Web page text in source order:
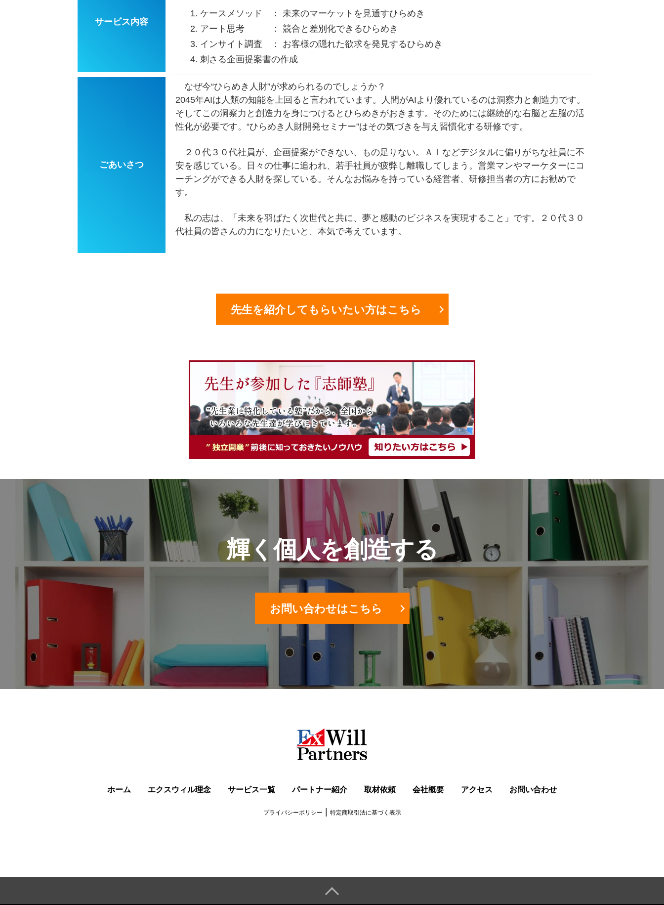
サービス内容
ケースメソッド ： 未来のマーケットを見通すひらめき
アート思考 ： 競合と差別化できるひらめき
インサイト調査 ： お客様の隠れた欲求を発見するひらめき
刺さる企画提案書の作成
ごあいさつ
なぜ今“ひらめき人財”が求められるのでしょうか？
2045年AIは人類の知能を上回ると言われています。人間がAIより優れているのは洞察力と創造力です。
そしてこの洞察力と創造力を身につけるとひらめきがおきます。そのためには継続的な右脳と左脳の活
性化が必要です。“ひらめき人財開発セミナー”はその気づきを与え習慣化する研修です。
２０代３０代社員が、企画提案ができない、もの足りない。ＡＩなどデジタルに偏りがちな社員に不
安を感じている。日々の仕事に追われ、若手社員が疲弊し離職してしまう。営業マンやマーケターにコ
ーチングができる人財を探している。そんなお悩みを持っている経営者、研修担当者の方にお勧めで
す。
私の志は、「未来を羽ばたく次世代と共に、夢と感動のビジネスを実現すること」です。２０代３０
代社員の皆さんの力になりたいと、本気で考えています。
先生を紹介してもらいたい方はこちら
輝く個人を創造する
お問い合わせはこちら
ホーム エクスウィル理念 サービス一覧 パートナー紹介 取材依頼 会社概要 アクセス お問い合わせ
プライバシーポリシー 特定商取引法に基づく表示